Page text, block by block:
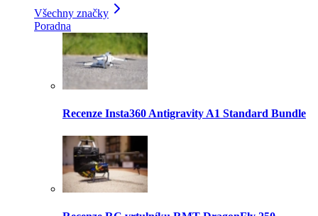
Všechny značky
Poradna
Recenze Insta360 Antigravity A1 Standard Bundle